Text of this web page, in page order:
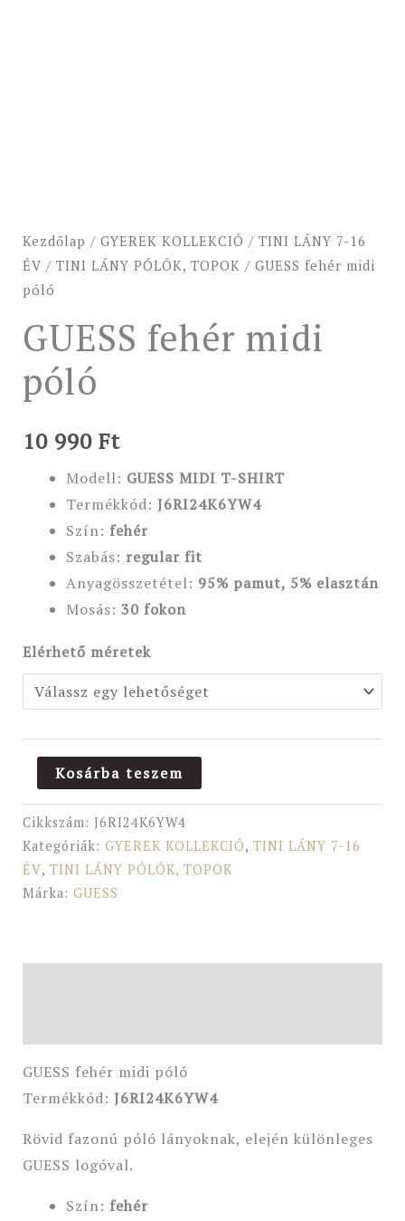
Kezdőlap / GYEREK KOLLEKCIÓ / TINI LÁNY 7-16
ÉV / TINI LÁNY PÓLÓK, TOPOK / GUESS fehér midi
póló
GUESS fehér midi
póló
10 990 Ft
Modell: GUESS MIDI T-SHIRT
Termékkód: J6RI24K6YW4
Szín: fehér
Szabás: regular fit
Anyagösszetétel: 95% pamut, 5% elasztán
Mosás: 30 fokon
Elérhető méretek
Kosárba teszem
Cikkszám: J6RI24K6YW4
Kategóriák: GYEREK KOLLEKCIÓ, TINI LÁNY 7-16
ÉV, TINI LÁNY PÓLÓK, TOPOK
Márka: GUESS
GUESS fehér midi póló
Termékkód: J6RI24K6YW4
Rövid fazonú póló lányoknak, elején különleges
GUESS logóval.
Szín: fehér